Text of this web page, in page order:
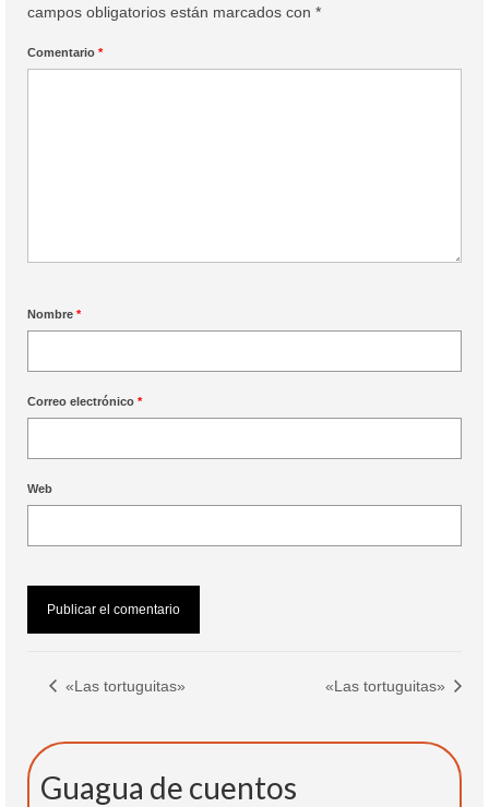
campos obligatorios están marcados con *
Comentario *
Nombre *
Correo electrónico *
Web
«Las tortuguitas» «Las tortuguitas»
Guagua de cuentos